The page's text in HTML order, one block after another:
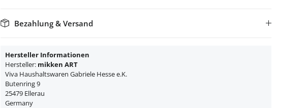
Bezahlung & Versand
Hersteller Informationen
Hersteller: mikken ART
Viva Haushaltswaren Gabriele Hesse e.K.
Butenring 9
25479 Ellerau
Germany